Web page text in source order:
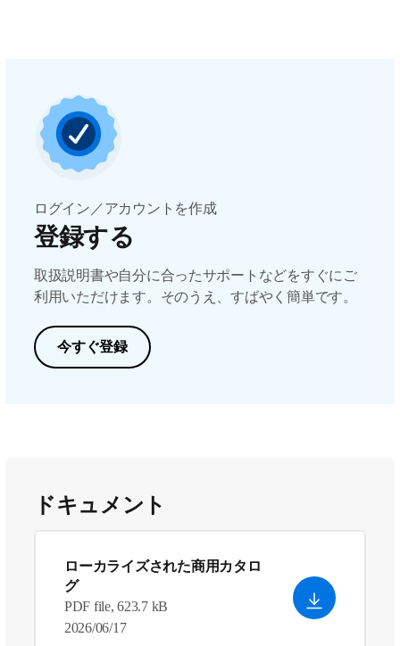
ログイン／アカウントを作成
登録する
取扱説明書や自分に合ったサポートなどをすぐにご
利用いただけます。そのうえ、すばやく簡単です。
今すぐ登録
ドキュメント
ローカライズされた商用カタロ
グ
PDF file, 623.7 kB
2026/06/17